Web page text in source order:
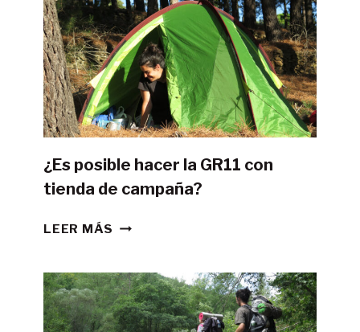
¿Es posible hacer la GR11 con
tienda de campaña?
LEER MÁS ¿ES
LA
GR11
CON